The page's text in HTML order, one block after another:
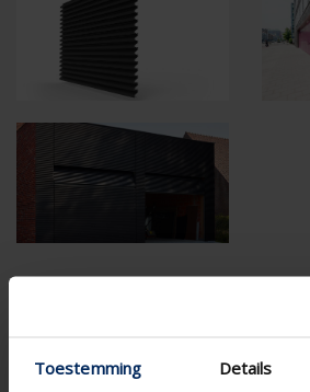
Toestemming Details
Specifications based on
RensonSearch.calculation.Gaastype